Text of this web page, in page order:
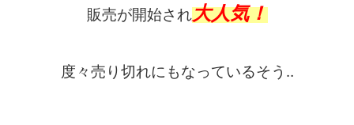
販売が開始され大人気！
度々売り切れにもなっているそう‥